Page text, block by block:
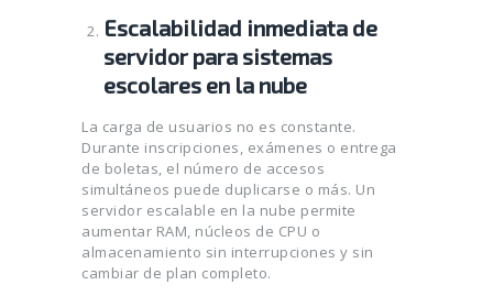
Escalabilidad inmediata de
servidor para sistemas
escolares en la nube
La carga de usuarios no es constante.
Durante inscripciones, exámenes o entrega
de boletas, el número de accesos
simultáneos puede duplicarse o más. Un
servidor escalable en la nube permite
aumentar RAM, núcleos de CPU o
almacenamiento sin interrupciones y sin
cambiar de plan completo.